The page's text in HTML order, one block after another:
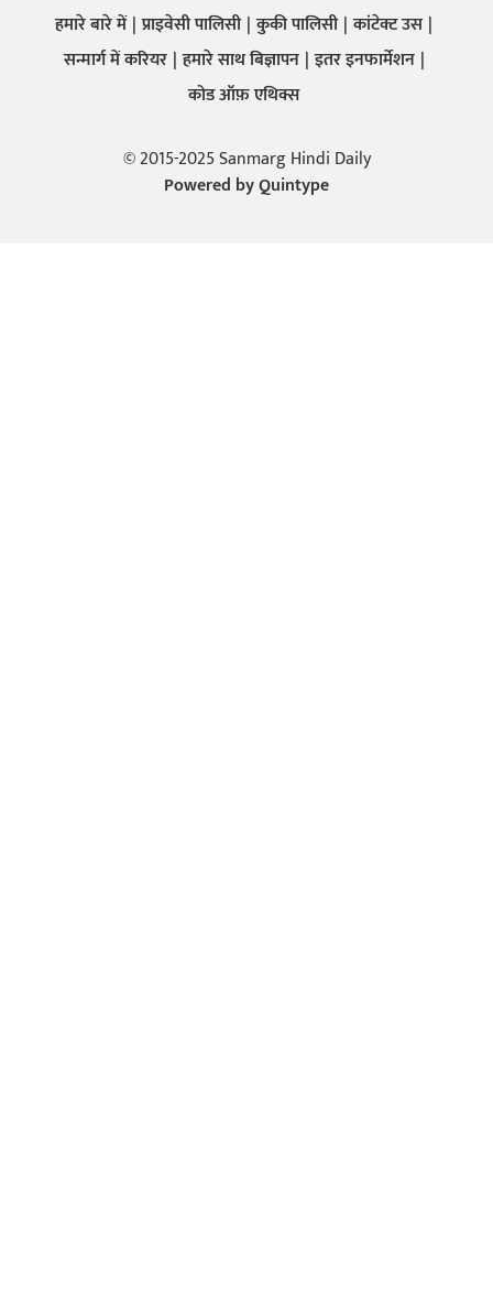
हमारे बारे में प्राइवेसी पालिसी कुकी पालिसी कांटेक्ट उस
सन्मार्ग में करियर हमारे साथ बिज्ञापन इतर इनफार्मेशन
कोड ऑफ़ एथिक्स
© 2015-2025 Sanmarg Hindi Daily
Powered byQuintype